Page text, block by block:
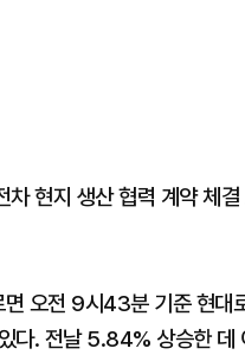
차 현지 생산 협력 계약 체
면 오전 9시43분 기준 현
다. 전날 5.84% 상승한 데